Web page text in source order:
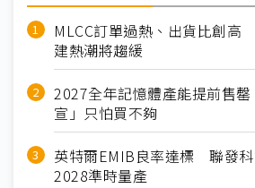
MLCC訂單過熱、出貨比創
建熱潮將趨緩
2027全年記憶體產能提前售
宣」只怕買不夠
英特爾EMIB良率達標 聯發科
2028準時量產